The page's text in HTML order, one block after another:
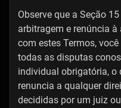
Observe que a Seção
arbitragem e renúncia
com estes Termos,
todas as disputas
individual obrigatória, o
renuncia a qualquer
decididas por um juiz